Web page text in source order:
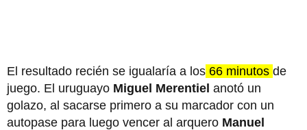
El resultado recién se igualaría a los 66 minutos de
juego. El uruguayo Miguel Merentiel anotó un
golazo, al sacarse primero a su marcador con un
autopase para luego vencer al arquero Manuel